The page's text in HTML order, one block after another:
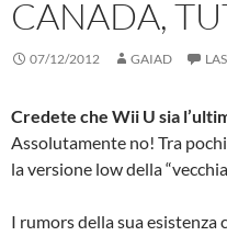
CANADA,
07/12/2012 GAIAD
Credete che Wii U sia
Assolutamente no! Tra
la versione low della
I rumors della sua esistenza